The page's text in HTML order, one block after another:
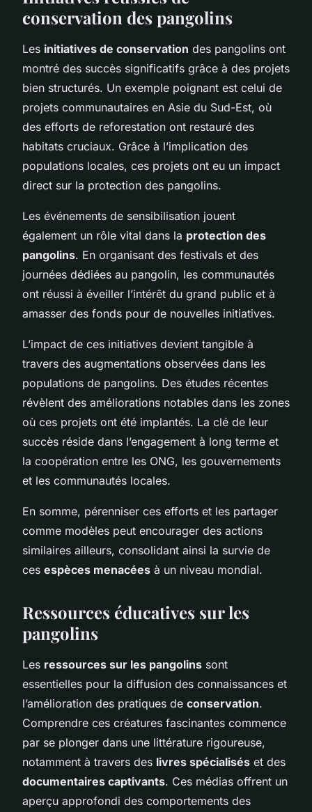
conservation des pangolins
Les initiatives de conservation des pangolins ont
montré des succès significatifs grâce à des projets
bien structurés. Un exemple poignant est celui de
projets communautaires en Asie du Sud-Est, où
des efforts de reforestation ont restauré des
habitats cruciaux. Grâce à l’implication des
populations locales, ces projets ont eu un impact
direct sur la protection des pangolins.
Les événements de sensibilisation jouent
également un rôle vital dans la protection des
pangolins. En organisant des festivals et des
journées dédiées au pangolin, les communautés
ont réussi à éveiller l’intérêt du grand public et à
amasser des fonds pour de nouvelles initiatives.
L’impact de ces initiatives devient tangible à
travers des augmentations observées dans les
populations de pangolins. Des études récentes
révèlent des améliorations notables dans les zones
où ces projets ont été implantés. La clé de leur
succès réside dans l’engagement à long terme et
la coopération entre les ONG, les gouvernements
et les communautés locales.
En somme, pérenniser ces efforts et les partager
comme modèles peut encourager des actions
similaires ailleurs, consolidant ainsi la survie de
ces espèces menacées à un niveau mondial.
Ressources éducatives sur les
pangolins
Les ressources sur les pangolins sont
essentielles pour la diffusion des connaissances et
l’amélioration des pratiques de conservation.
Comprendre ces créatures fascinantes commence
par se plonger dans une littérature rigoureuse,
notamment à travers des livres spécialisés et des
documentaires captivants. Ces médias offrent un
aperçu approfondi des comportements des